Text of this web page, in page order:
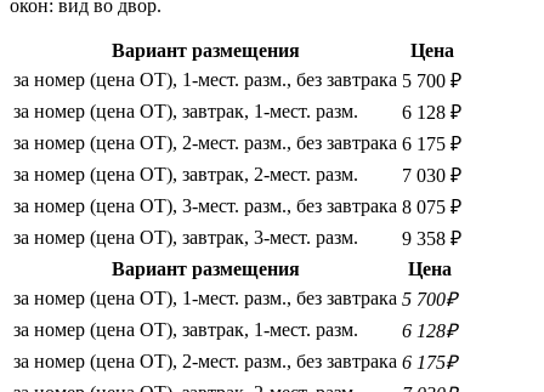
окон: вид во двор.
Вариант размещения
Цена
за номер (цена ОТ), 1-мест. разм., без завтрака 5 700 ₽
за номер (цена ОТ), завтрак, 1-мест. разм.
6 128 ₽
за номер (цена ОТ), 2-мест. разм., без завтрака 6 175 ₽
за номер (цена ОТ), завтрак, 2-мест. разм.
7 030 ₽
за номер (цена ОТ), 3-мест. разм., без завтрака 8 075 ₽
за номер (цена ОТ), завтрак, 3-мест. разм.
9 358 ₽
Вариант размещения
Цена
за номер (цена ОТ), 1-мест. разм., без завтрака 5 700₽
за номер (цена ОТ), завтрак, 1-мест. разм.
6 128₽
за номер (цена ОТ), 2-мест. разм., без завтрака 6 175₽